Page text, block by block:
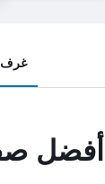
غرف
أفضل